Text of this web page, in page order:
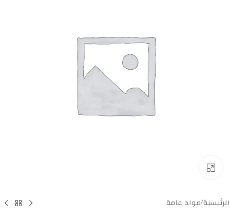
الرئيسية/مواد عامة